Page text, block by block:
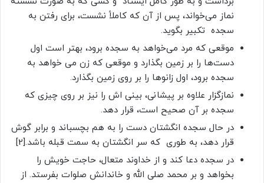
نماز می‌خواند، پس از آن که کاملاً نشست، برای رفتن به
سجده ‏‎ ‎‏تکبیر بگوید.‏
موقعی که مرد می‌خواهد به سجده برود، بهتر است اول
دست‌ها را بر زمین بگذارد و موقعی که زن می خواهد به
سجده برود، اول زانوها را بر روی‏‎ ‎‏زمین بگذارد.‏
نمازگزار علاوه بر پيشانى، بينى اش را نيز بر روی چيزى كه
سجده بر آن صحيح است، قرار دهد.
در حال سجده انگشتان دست را به ‌هم بچسباند و برابر گوش
قرار دهد، به طوری ‏‎ ‎‏که سر انگشتان به سمت قبله باشد.‏[2]
در سجده دعا کند و از خداوند متعال، حاجت خویش را
بخواهد و بر محمد صلی الله و خاندانش صلوات بفرستد. از